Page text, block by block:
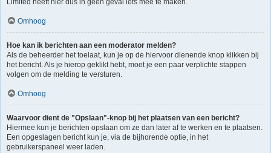
Limited heeft hier dus in geen geval iets mee te maken.
Omhoog
Hoe kan ik berichten aan een moderator melden?
Als de beheerder het toelaat, kun je op de hiervoor dienende knop klikken bij
het bericht. Als je hierop geklikt hebt, moet je een paar verplichte stappen
volgen om de melding te versturen.
Omhoog
Waarvoor dient de "Opslaan"-knop bij het plaatsen van een bericht?
Hiermee kun je berichten opslaan om ze dan later af te werken en te plaatsen.
Een opgeslagen bericht kun je, via de bijhorende optie, in het
gebruikerspaneel weer laden.